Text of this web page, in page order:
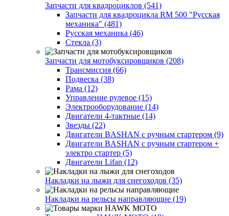
Запчасти для квадроциклов (541)
Запчасти для квадроцикла RM 500 "Русская
механика" (481)
Русская механика (46)
Стекла (3)
Запчасти для мотобуксировщиков (208)
Трансмиссия (66)
Подвеска (38)
Рама (12)
Управление рулевое (15)
Электрооборудование (14)
Двигатели 4-тактные (14)
Звезды (22)
Двигатели BASHAN с ручным стартером (9)
Двигатели BASHAN с ручным стартером +
электро стартер (5)
Двигатели Lifan (12)
Накладки на лыжи для снегоходов (35)
Накладки на рельсы направляющие (19)